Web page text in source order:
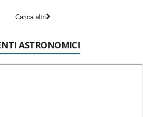
Carica altri
ASTRONOMICI